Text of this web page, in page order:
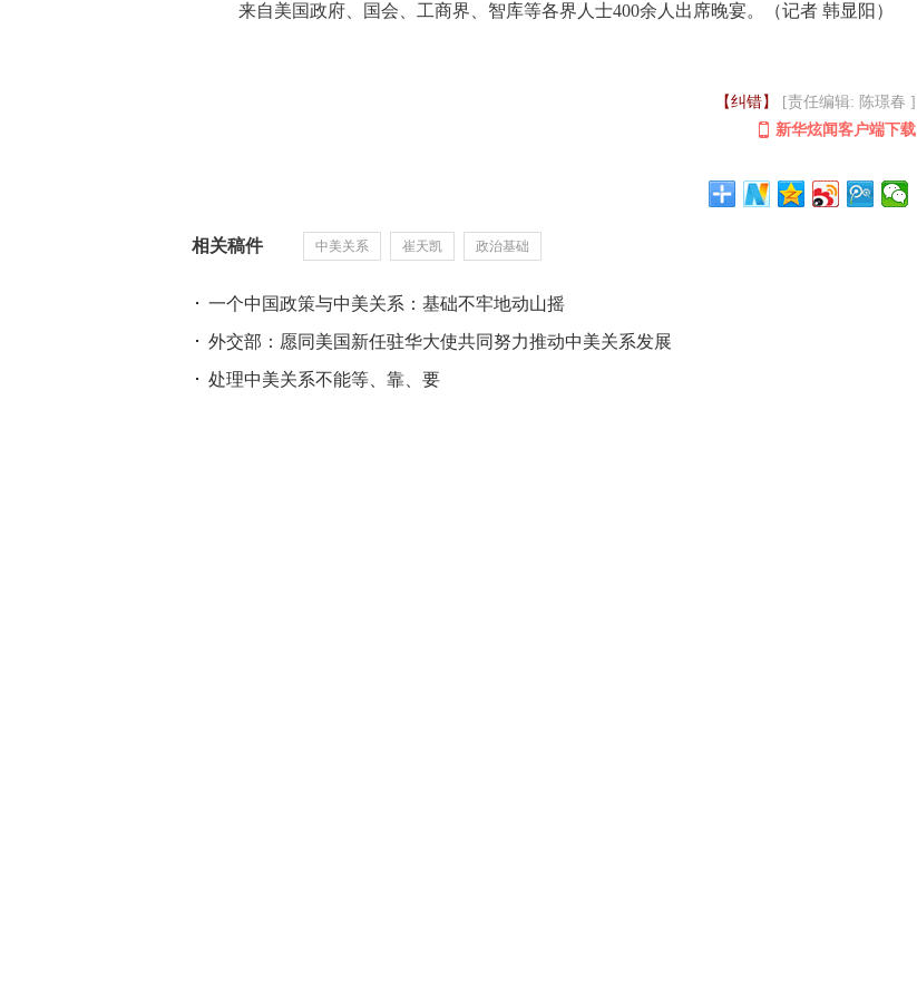
来自美国政府、国会、工商界、智库等各界人士400余人出席晚宴。（记者 韩显阳）
【纠错】
[责任编辑: 陈璟春 ]
新华炫闻客户端下载
相关稿件 中美关系 崔天凯 政治基础
一个中国政策与中美关系：基础不牢地动山摇
外交部：愿同美国新任驻华大使共同努力推动中美关系发展
处理中美关系不能等、靠、要